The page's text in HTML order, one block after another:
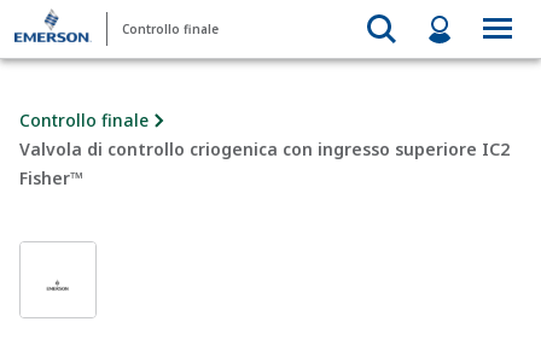
Controllo finale
Controllo finale
Valvola di controllo criogenica con ingresso superiore IC2
Fisher™